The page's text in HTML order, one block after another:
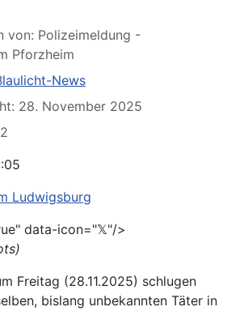
von: Polizeimeldung -
Pforzheim
News
28. November 2025
Ludwigsburg
data-icon="𝕏"/>
Freitag (28.11.2025) schlugen
bislang unbekannten Täter in